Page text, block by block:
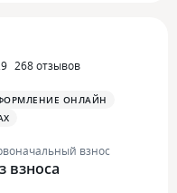
268 отзывов
ОНЛАЙН
взнос
взноса